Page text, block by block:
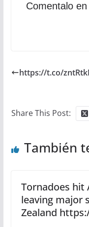
Comentalo
https://t.co/
Share This Post:
También
Tornadoes hit
leaving major
Zealand